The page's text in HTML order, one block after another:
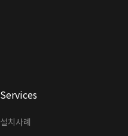
Services
설치사례